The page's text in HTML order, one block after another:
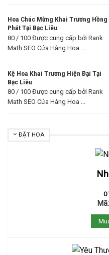
Hoa Chúc Mừng Khai Trương Hồng
Phát Tại Bạc Liêu
80 / 100 Được cung cấp bởi Rank
Math SEO Cửa Hàng Hoa ...
Kệ Hoa Khai Trương Hiện Đại Tại
Bạc Liêu
80 / 100 Được cung cấp bởi Rank
Math SEO Cửa Hàng Hoa ...
ĐẶT HOA
0
Mã: